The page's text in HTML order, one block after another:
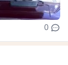
0